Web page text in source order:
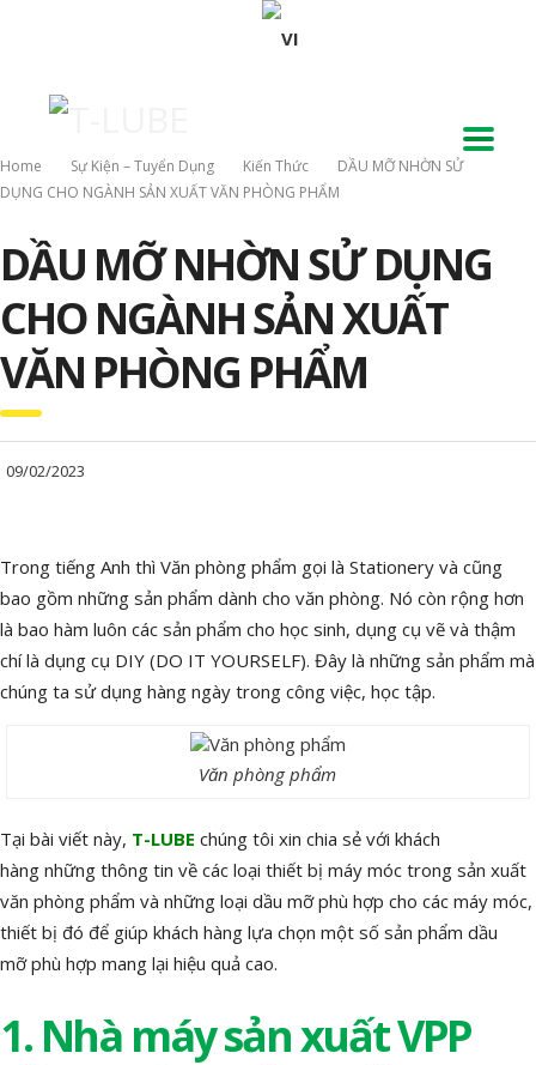
Home Sự Kiện – Tuyển Dụng Kiến Thức
DẦU MỠ NHỜN SỬ
DỤNG CHO NGÀNH SẢN XUẤT VĂN PHÒNG PHẨM
DẦU MỠ NHỜN SỬ DỤNG
CHO NGÀNH SẢN XUẤT
VĂN PHÒNG PHẨM
09/02/2023
Trong tiếng Anh thì Văn phòng phẩm gọi là Stationery và cũng
bao gồm những sản phẩm dành cho văn phòng. Nó còn rộng hơn
là bao hàm luôn các sản phẩm cho học sinh, dụng cụ vẽ và thậm
chí là dụng cụ DIY (DO IT YOURSELF). Đây là những sản phẩm mà
chúng ta sử dụng hàng ngày trong công việc, học tập.
Văn phòng phẩm
Tại bài viết này, T-LUBE chúng tôi xin chia sẻ với khách
hàng những thông tin về các loại thiết bị máy móc trong sản xuất
văn phòng phẩm và những loại dầu mỡ phù hợp cho các máy móc,
thiết bị đó để giúp khách hàng lựa chọn một số sản phẩm dầu
mỡ phù hợp mang lại hiệu quả cao.
1. Nhà máy sản xuất VPP